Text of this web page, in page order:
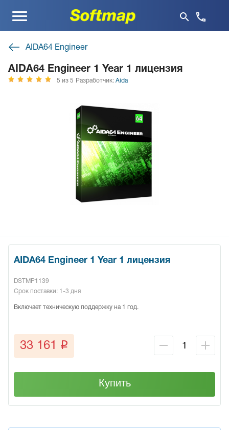
Меню
AIDA64 Engineer
AIDA64 Engineer 1 Year 1 лицензия
5 из 5 Разработчик: Aida
AIDA64 Engineer 1 Year 1 лицензия
DSTMP1139
Срок поставки: 1-3 дня
Включает техническую поддержку на 1 год.
33 161 q
Купить